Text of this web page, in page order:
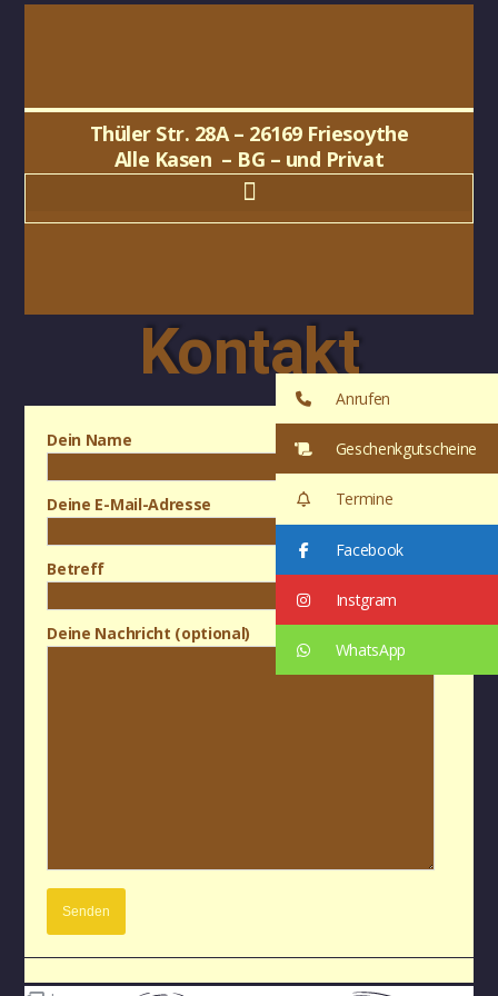
Thüler Str. 28A – 26169 Friesoythe
Alle Kasen – BG – und Privat
Kontakt
Dein Name
Deine E-Mail-Adresse
Betreff
Deine Nachricht (optional)
Anrufen
Geschenkgutscheine
Termine
Facebook
Instgram
WhatsApp